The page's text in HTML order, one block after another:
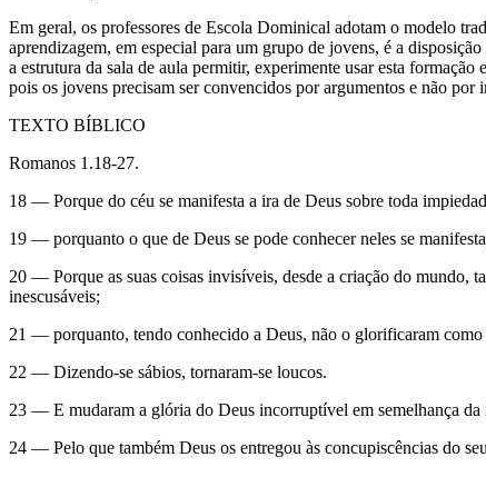
Em geral, os professores de Escola Dominical adotam o modelo
aprendizagem, em especial para um grupo de jovens, é a
a estrutura da sala de aula permitir, experimente usar esta
pois os jovens precisam ser convencidos por argumentos e não
TEXTO BÍBLICO
Romanos 1.18-27.
18 — Porque do céu se manifesta a ira de Deus sobre toda
19 — porquanto o que de Deus se pode conhecer neles se
20 — Porque as suas coisas invisíveis, desde a criação do mundo,
inescusáveis;
21 — porquanto, tendo conhecido a Deus, não o glorificaram como
22 — Dizendo-se sábios, tornaram-se loucos.
23 — E mudaram a glória do Deus incorruptível em semelhança da
24 — Pelo que também Deus os entregou às concupiscências do